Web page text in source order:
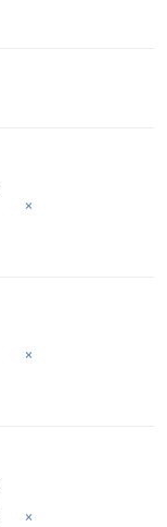
×
×
×